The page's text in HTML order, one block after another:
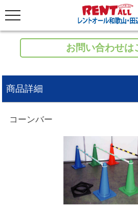
お問い合わせは
商品詳細
コーンバー